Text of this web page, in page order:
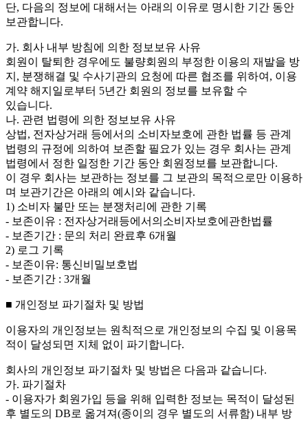
단, 다음의 정보에 대해서는 아래의 이유로 명시한 기간 동안
보관합니다.
가. 회사 내부 방침에 의한 정보보유 사유
회원이 탈퇴한 경우에도 불량회원의 부정한 이용의 재발을 방
지, 분쟁해결 및 수사기관의 요청에 따른 협조를 위하여, 이용
계약 해지일로부터 5년간 회원의 정보를 보유할 수
있습니다.
나. 관련 법령에 의한 정보보유 사유
상법, 전자상거래 등에서의 소비자보호에 관한 법률 등 관계
법령의 규정에 의하여 보존할 필요가 있는 경우 회사는 관계
법령에서 정한 일정한 기간 동안 회원정보를 보관합니다.
이 경우 회사는 보관하는 정보를 그 보관의 목적으로만 이용하
며 보관기간은 아래의 예시와 같습니다.
1) 소비자 불만 또는 분쟁처리에 관한 기록
- 보존이유 : 전자상거래등에서의소비자보호에관한법률
- 보존기간 : 문의 처리 완료후 6개월
2) 로그 기록
- 보존이유: 통신비밀보호법
- 보존기간 : 3개월
■ 개인정보 파기절차 및 방법
이용자의 개인정보는 원칙적으로 개인정보의 수집 및 이용목
적이 달성되면 지체 없이 파기합니다.
회사의 개인정보 파기절차 및 방법은 다음과 같습니다.
가. 파기절차
- 이용자가 회원가입 등을 위해 입력한 정보는 목적이 달성된
후 별도의 DB로 옮겨져(종이의 경우 별도의 서류함) 내부 방